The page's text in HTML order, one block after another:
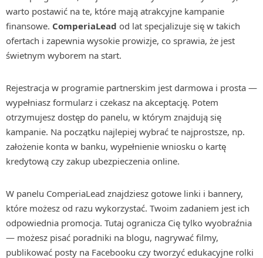
warto postawić na te, które mają atrakcyjne kampanie
finansowe. ComperiaLead od lat specjalizuje się w takich
ofertach i zapewnia wysokie prowizje, co sprawia, że jest
świetnym wyborem na start.
Rejestracja w programie partnerskim jest darmowa i prosta —
wypełniasz formularz i czekasz na akceptację. Potem
otrzymujesz dostęp do panelu, w którym znajdują się
kampanie. Na początku najlepiej wybrać te najprostsze, np.
założenie konta w banku, wypełnienie wniosku o kartę
kredytową czy zakup ubezpieczenia online.
W panelu ComperiaLead znajdziesz gotowe linki i bannery,
które możesz od razu wykorzystać. Twoim zadaniem jest ich
odpowiednia promocja. Tutaj ogranicza Cię tylko wyobraźnia
— możesz pisać poradniki na blogu, nagrywać filmy,
publikować posty na Facebooku czy tworzyć edukacyjne rolki